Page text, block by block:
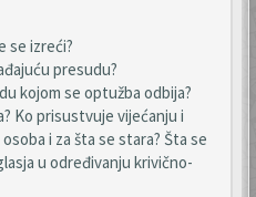
se izreći?
presudu?
kojom se optužba odbija?
Ko prisustvuje vijećanju i
i za šta se stara? Šta se
u određivanju krivično-